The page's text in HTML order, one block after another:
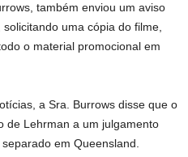
também enviou um aviso
uma cópia do filme,
o material promocional em
a Sra. Burrows disse que o
de Lehrman a um julgamento
em Queensland.